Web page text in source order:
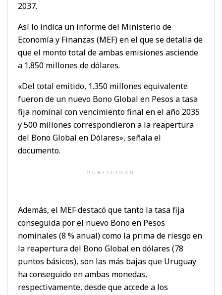
2037.
Así lo indica un informe del Ministerio de
Economía y Finanzas (MEF) en el que se detalla de
que el monto total de ambas emisiones asciende
a 1.850 millones de dólares.
«Del total emitido, 1.350 millones equivalente
fueron de un nuevo Bono Global en Pesos a tasa
fija nominal con vencimiento final en el año 2035
y 500 millones correspondieron a la reapertura
del Bono Global en Dólares», señala el
documento.
PUBLICIDAD
Además, el MEF destacó que tanto la tasa fija
conseguida por el nuevo Bono en Pesos
nominales (8 % anual) como la prima de riesgo en
la reapertura del Bono Global en dólares (78
puntos básicos), son las más bajas que Uruguay
ha conseguido en ambas monedas,
respectivamente, desde que accede a los